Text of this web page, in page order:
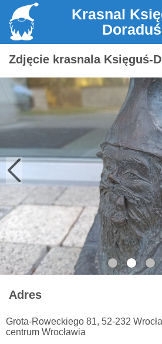
Krasnal
Doraduś
Zdjęcie krasnala Księguś-
Adres
Grota-Roweckiego 81, 52-232
centrum Wrocławia